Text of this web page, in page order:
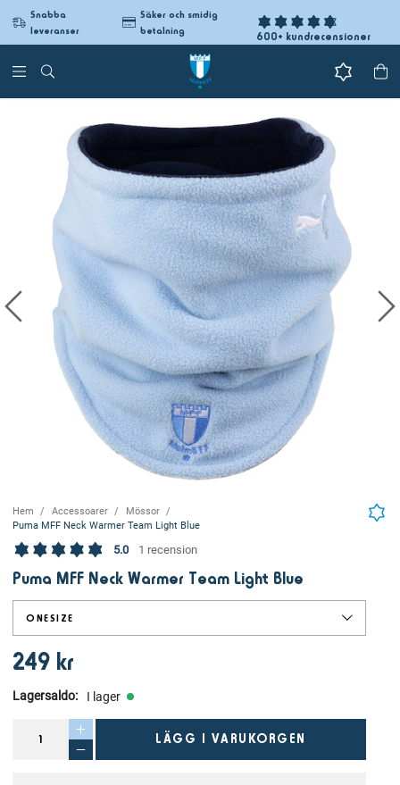
Snabba
leveranser
Säker och smidig
betalning
600+ kundrecensioner
Hem Accessoarer
Mössor
Puma MFF Neck Warmer Team Light Blue
5.0 1 recension
Puma MFF Neck Warmer Team Light Blue
ONESIZE
249 kr
Lagersaldo: I lager
LÄGG I VARUKORGEN